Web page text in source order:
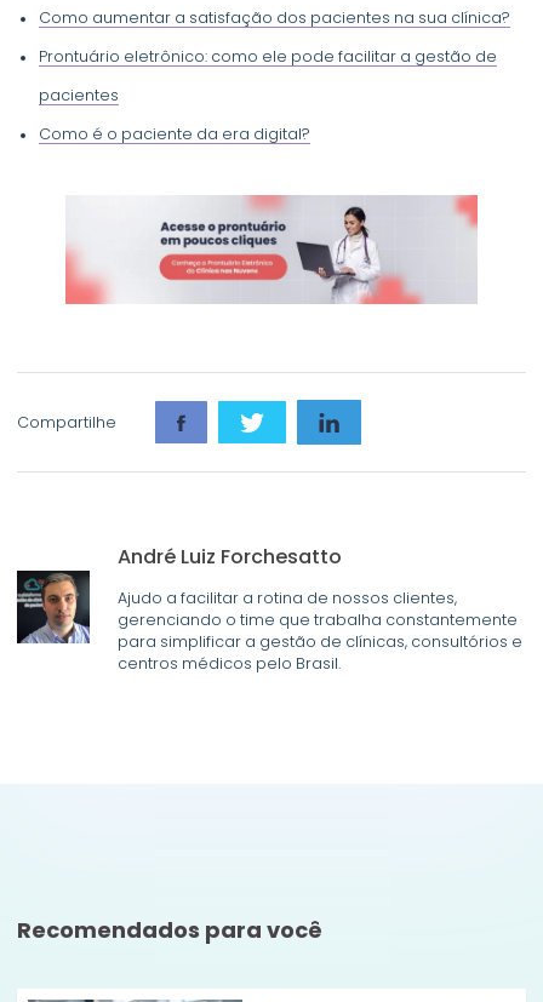
Como aumentar a satisfação dos pacientes na sua clínica?
Prontuário eletrônico: como ele pode facilitar a gestão de
pacientes
Como é o paciente da era digital?
Compartilhe
André Luiz Forchesatto
Ajudo a facilitar a rotina de nossos clientes,
gerenciando o time que trabalha constantemente
para simplificar a gestão de clínicas, consultórios e
centros médicos pelo Brasil.
Recomendados para você